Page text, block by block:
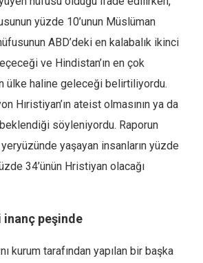
yüzde 10’unun Müslüman
ABD’deki en kalabalık ikinci
ve Hindistan’ın en çok
ülke haline geleceği belirtiliyordu.
Hıristiyan’ın ateist olmasının ya da
söyleniyordu. Raporun
yeryüzünde yaşayan insanların yüzde
34’ünün Hristiyan olacağı
inanç peşinde
kurum tarafından yapılan bir başka